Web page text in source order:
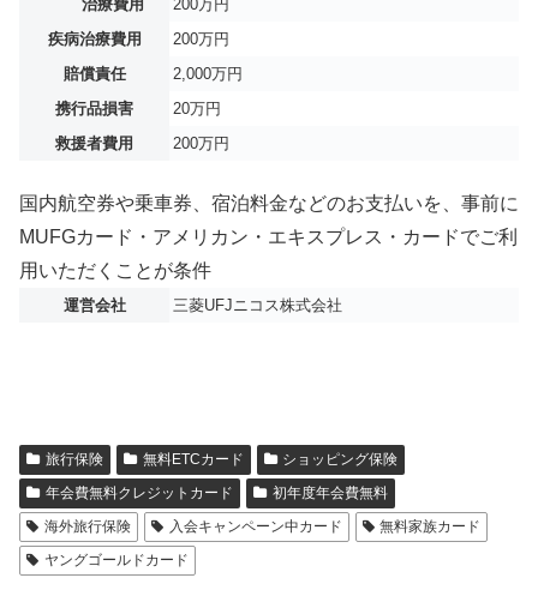
治療費用
200万円
疾病治療費用
200万円
賠償責任
2,000万円
携行品損害
20万円
救援者費用
200万円
国内航空券や乗車券、宿泊料金などのお支払いを、事前に
MUFGカード・アメリカン・エキスプレス・カードでご利
用いただくことが条件
運営会社 三菱UFJニコス株式会社
旅行保険 無料ETCカード
ショッピング保険
年会費無料クレジットカード
初年度年会費無料
海外旅行保険
入会キャンペーン中カード
無料家族カード
ヤングゴールドカード